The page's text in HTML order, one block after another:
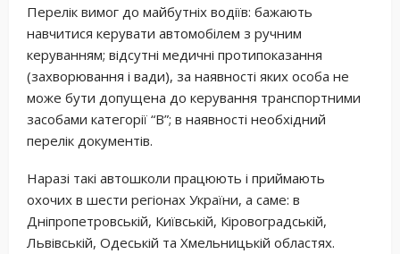
Перелік вимог до майбутніх водіїв: бажають
навчитися керувати автомобілем з ручним
керуванням; відсутні медичні протипоказання
(захворювання і вади), за наявності яких особа не
може бути допущена до керування транспортними
засобами категорії “В”; в наявності необхідний
перелік документів.
Наразі такі автошколи працюють і приймають
охочих в шести регіонах України, а саме: в
Дніпропетровській, Київській, Кіровоградській,
Львівській, Одеській та Хмельницькій областях.